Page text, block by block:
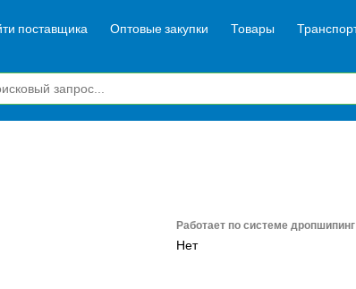
поставщика Оптовые закупки Товары
Работает по системе дропшипинг
Нет